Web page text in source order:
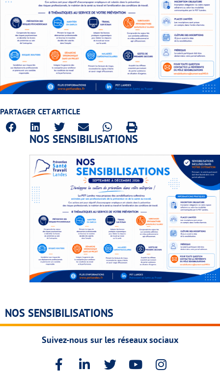
PARTAGER CET ARTICLE
NOS SENSIBILISATIONS
NOS SENSIBILISATIONS
Suivez-nous sur les réseaux sociaux